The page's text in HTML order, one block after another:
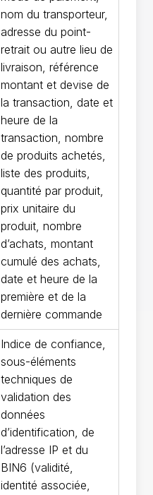
nom du transporteur,
adresse du point-
retrait ou autre lieu de
livraison, référence
montant et devise de
la transaction, date et
heure de la
transaction, nombre
de produits achetés,
liste des produits,
quantité par produit,
prix unitaire du
produit, nombre
d’achats, montant
cumulé des achats,
date et heure de la
première et de la
dernière commande
Indice de confiance,
sous-éléments
techniques de
validation des
données
d’identification, de
l’adresse IP et du
BIN6 (validité,
identité associée,